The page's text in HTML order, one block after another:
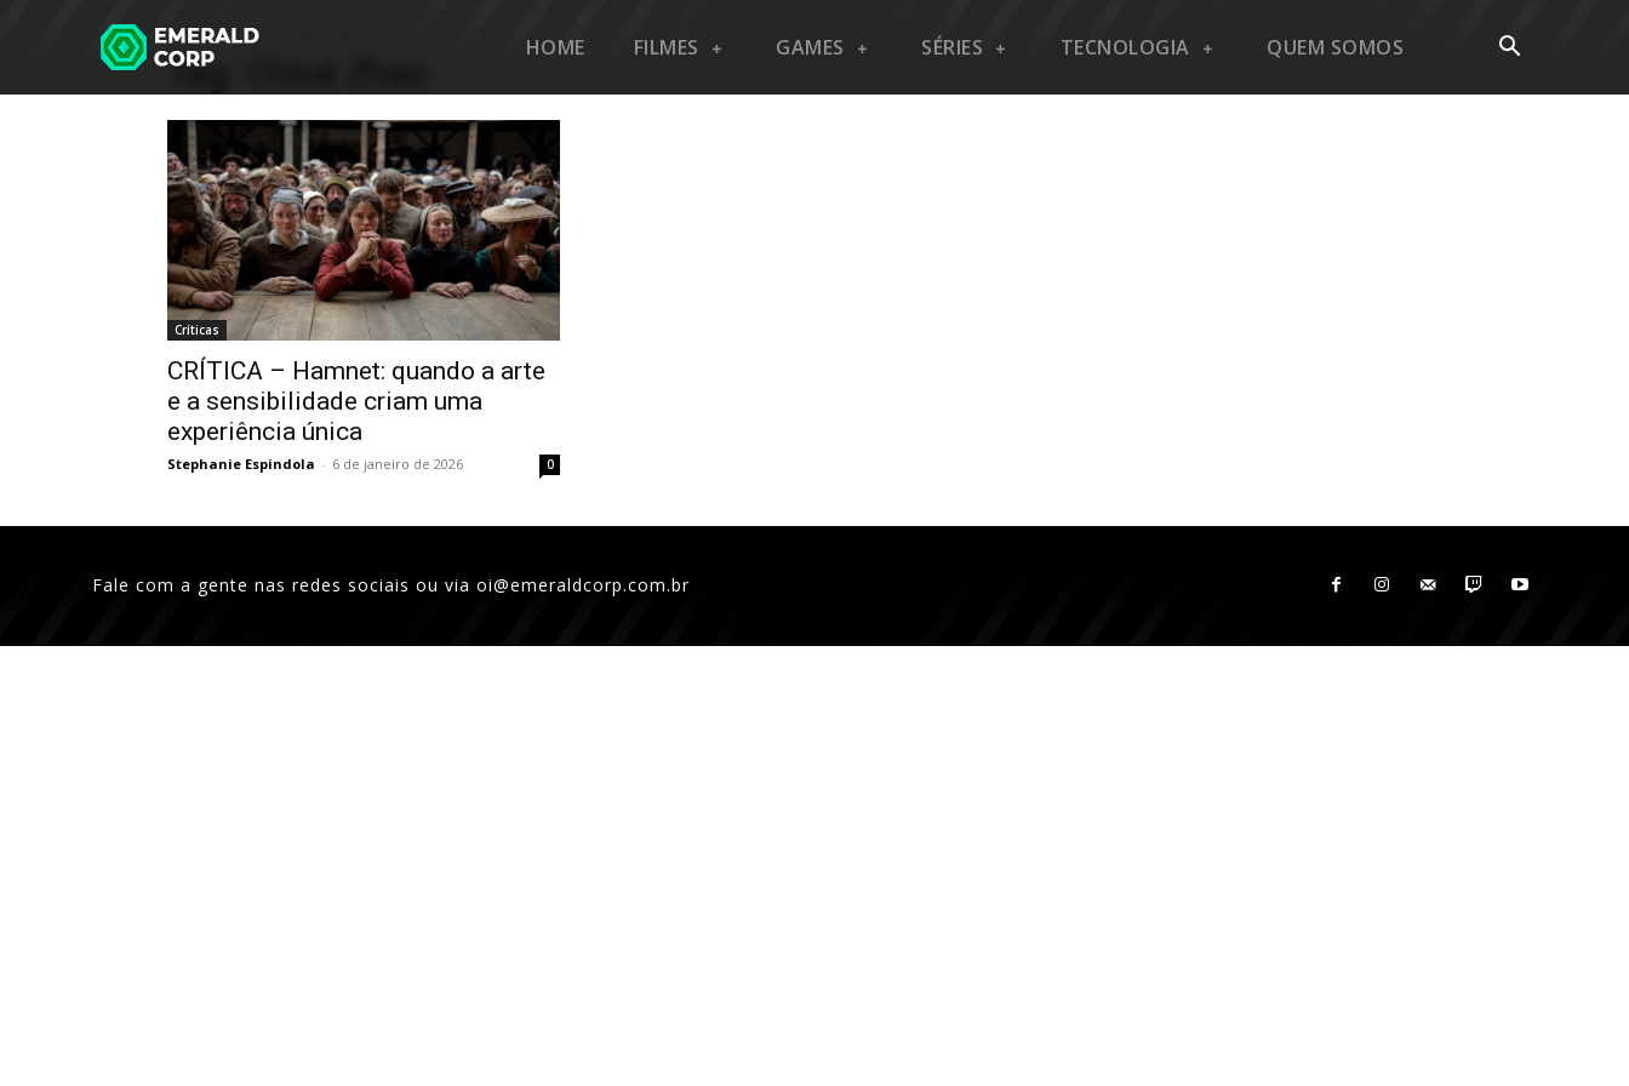
HOME FILMES GAMES SÉRIES TECNOLOGIA QUEM SOMOS
Home Tags
Tag: Chloé Zhao
Críticas
CRÍTICA – Hamnet: quando a arte
e a sensibilidade criam uma
experiência única
Stephanie Espindola - 6 de janeiro de 2026 0
Fale com a gente nas redes sociais ou via oi@emeraldcorp.com.br